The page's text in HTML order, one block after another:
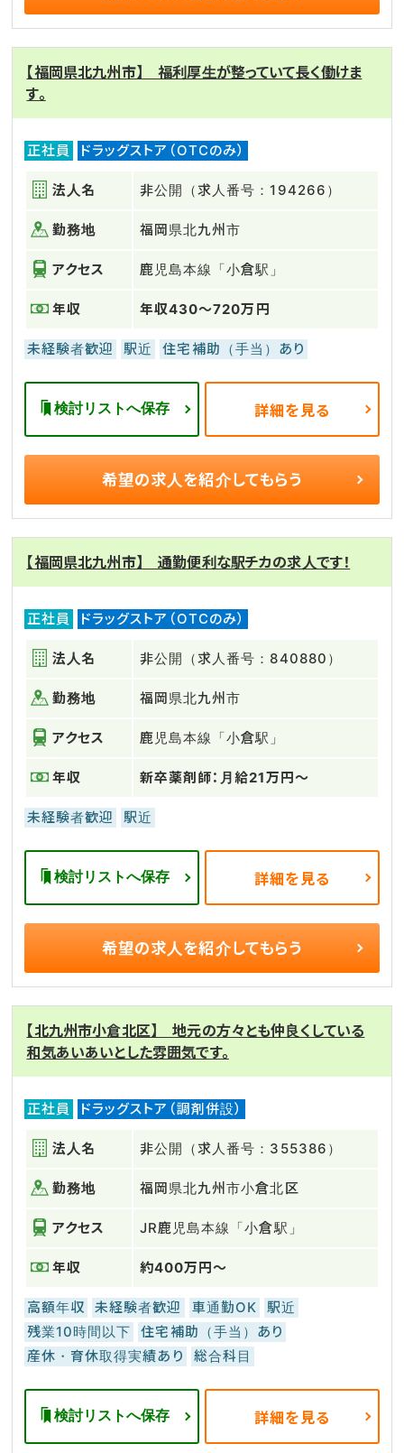
【福岡県北九州市】 福利厚生が整っていて長く働けま
す。
正社員 ドラッグストア（OTCのみ）
法人名 非公開（求人番号：194266）
勤務地 福岡県北九州市
アクセス 鹿児島本線「小倉駅」
年収 年収430～720万円
未経験者歓迎 駅近 住宅補助（手当）あり
検討リストへ保存 詳細を見る
希望の求人を紹介してもらう
【福岡県北九州市】 通勤便利な駅チカの求人です！
正社員 ドラッグストア（OTCのみ）
法人名 非公開（求人番号：840880）
勤務地 福岡県北九州市
アクセス 鹿児島本線「小倉駅」
年収 新卒薬剤師：月給21万円～
未経験者歓迎 駅近
検討リストへ保存 詳細を見る
希望の求人を紹介してもらう
【北九州市小倉北区】 地元の方々とも仲良くしている
和気あいあいとした雰囲気です。
正社員 ドラッグストア（調剤併設）
法人名 非公開（求人番号：355386）
勤務地 福岡県北九州市小倉北区
アクセス JR鹿児島本線「小倉駅」
年収 約400万円～
高額年収 未経験者歓迎 車通勤OK
駅近
残業10時間以下
住宅補助（手当）あり
産休・育休取得実績あり
総合科目
検討リストへ保存 詳細を見る